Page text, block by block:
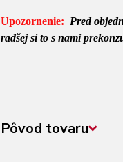
Upozornenie: Pred
radšej si to s nami
Pôvod tovaru